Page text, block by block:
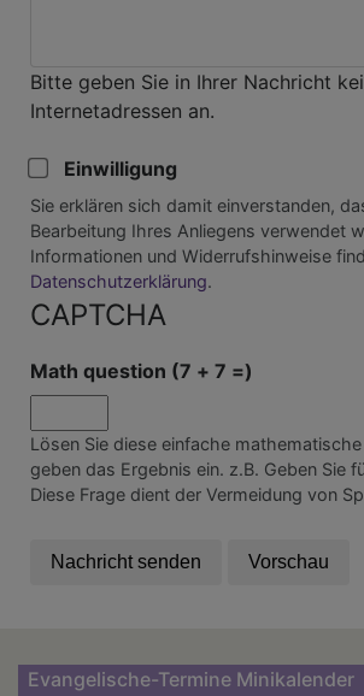
Bitte geben Sie in Ihrer Nachricht
Internetadressen an.
Einwilligung
Sie erklären sich damit einverstanden,
Bearbeitung Ihres Anliegens verwendet
Informationen und Widerrufshinweise
Datenschutzerklärung.
CAPTCHA
Math question (7 + 7 =)
Lösen Sie diese einfache
geben das Ergebnis ein. z.B. Geben Sie
Diese Frage dient der Vermeidung von
Evangelische-Termine Minikalender